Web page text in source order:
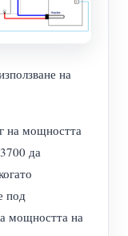
на
на мощността
да
под
мощността на